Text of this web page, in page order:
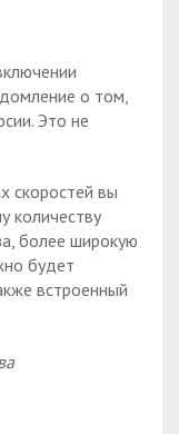
о том,
Это не
скоростей вы
количеству
более широкую
будет
встроенный